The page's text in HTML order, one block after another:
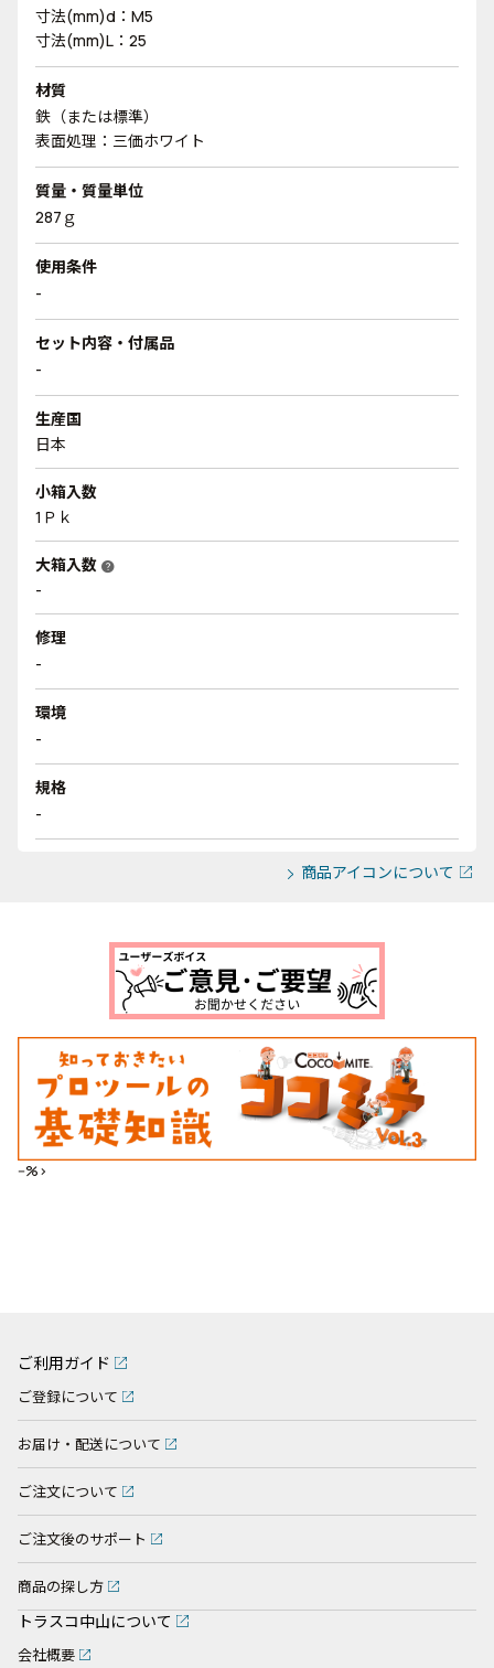
寸法(mm)d：M5
寸法(mm)L：25
材質
鉄（または標準）
表面処理：三価ホワイト
質量・質量単位
287ｇ
使用条件
-
セット内容・付属品
-
生産国
日本
小箱入数
1Ｐｋ
大箱入数 help
-
修理
-
環境
-
規格
-
商品アイコンについて
--%>
ご利用ガイド
ご登録について
お届け・配送について
ご注文について
ご注文後のサポート
商品の探し方
トラスコ中山について
会社概要